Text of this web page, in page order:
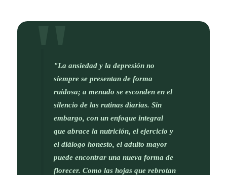
"La ansiedad y la depresión no
siempre se presentan de forma
ruidosa; a menudo se esconden en el
silencio de las rutinas diarias. Sin
embargo, con un enfoque integral
que abrace la nutrición, el ejercicio y
el diálogo honesto, el adulto mayor
puede encontrar una nueva forma de
florecer. Como las hojas que rebrotan